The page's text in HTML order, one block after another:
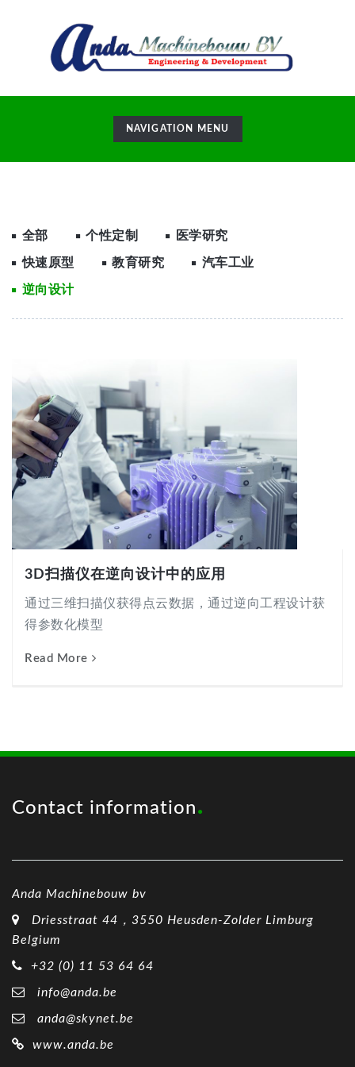
TOGGLE
NAVIGATION
NAVIGATION MENU
全部 个性定制 医学研究
快速原型 教育研究 汽车工业
逆向设计
3D扫描仪在逆向设计中的应用
通过三维扫描仪获得点云数据，通过逆向工程设计获
得参数化模型
Read More
Contact information
Anda Machinebouw bv
Driesstraat 44，3550 Heusden-Zolder Limburg
Belgium
+32 (0) 11 53 64 64
info@anda.be
anda@skynet.be
www.anda.be